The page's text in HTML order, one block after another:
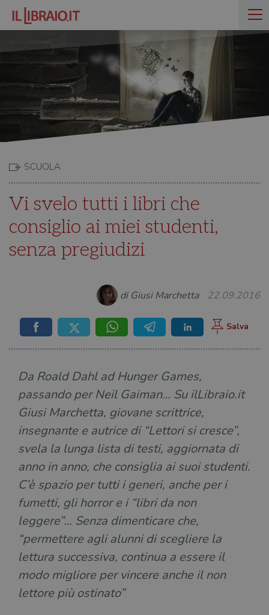
SCUOLA
Vi svelo tutti i libri che
consiglio ai miei studenti,
senza pregiudizi
di Giusi Marchetta 22.09.2016
Da Roald Dahl ad Hunger Games,
passando per Neil Gaiman… Su ilLibraio.it
Giusi Marchetta, giovane scrittrice,
insegnante e autrice di “Lettori si cresce”,
svela la lunga lista di testi, aggiornata di
anno in anno, che consiglia ai suoi studenti.
C’è spazio per tutti i generi, anche per i
fumetti, gli horror e i “libri da non
leggere”… Senza dimenticare che,
“permettere agli alunni di scegliere la
lettura successiva, continua a essere il
modo migliore per vincere anche il non
lettore più ostinato”